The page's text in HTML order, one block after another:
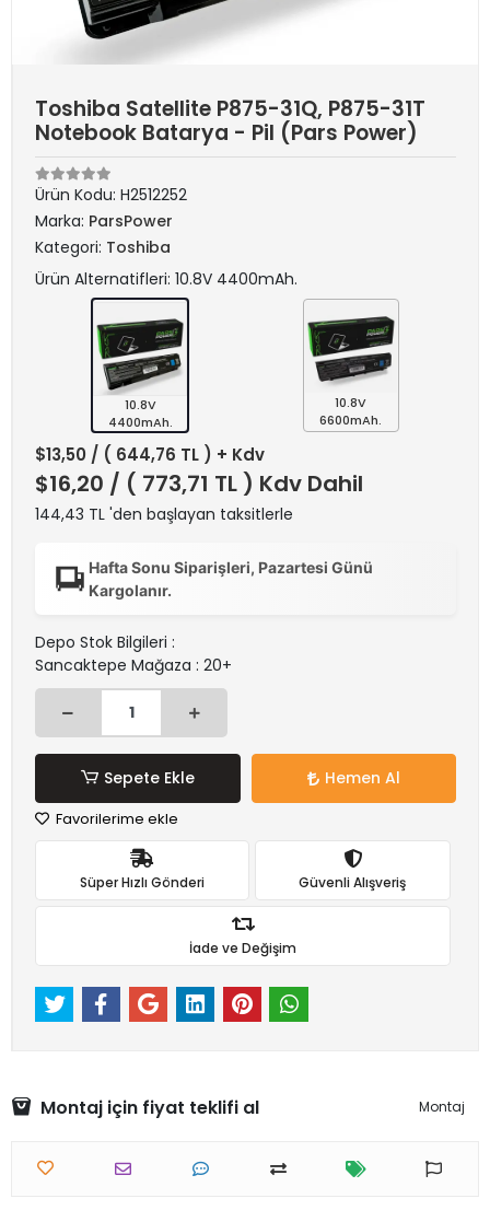
Toshiba Satellite P875-31Q, P875-31T
Notebook Batarya - Pil (Pars Power)
Ürün Kodu: H2512252
Marka: ParsPower
Kategori: Toshiba
Ürün Alternatifleri: 10.8V 4400mAh.
10.8V
4400mAh.
10.8V
6600mAh.
$13,50 / ( 644,76 TL ) + Kdv
$16,20 / ( 773,71 TL ) Kdv Dahil
144,43 TL 'den başlayan taksitlerle
Hafta Sonu Siparişleri, Pazartesi Günü
Kargolanır.
Depo Stok Bilgileri :
Sancaktepe Mağaza : 20+
Sepete Ekle Hemen Al
Favorilerime ekle
Süper Hızlı Gönderi Güvenli Alışveriş
İade ve Değişim
Montaj için fiyat teklifi al Montaj